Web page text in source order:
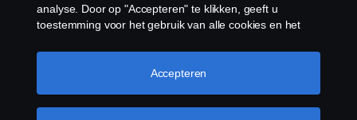
analyse. Door op "Accepteren" te klikken, geeft u
toestemming voor het gebruik van alle cookies en het
door op "Cookie Instellingen" te klikken en de
categorieën te selecteren die u wilt accepteren. Voor een
Accepteren